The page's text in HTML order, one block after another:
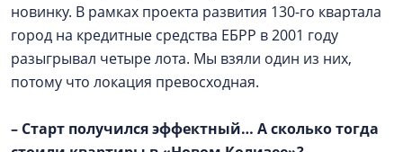
новинку. В рамках проекта развития 130-го квартала
город на кредитные средства ЕБРР в 2001 году
разыгрывал четыре лота. Мы взяли один из них,
потому что локация превосходная.
– Старт получился эффектный… А сколько тогда